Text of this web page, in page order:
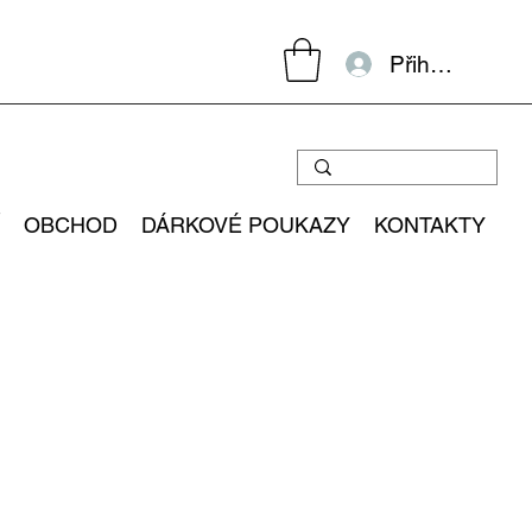
Přihlásit se
OBCHOD DÁRKOVÉ POUKAZY KONTAKTY